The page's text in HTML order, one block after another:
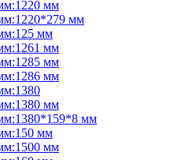
мм
мм
мм
мм
мм
мм
мм
мм
мм
мм